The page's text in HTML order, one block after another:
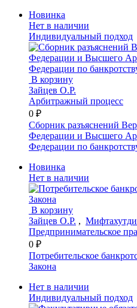
Новинка
Нет в наличии
Индивидуальный подход
В корзину
Зайцев О.Р.
Арбитражный процесс
0 ₽
Сборник разъяснений
Федерации и Высшего
Федерации по
Новинка
Нет в наличии
В корзину
Зайцев О.Р. ,
Предпринимательское
0 ₽
Потребительское
Закона
Нет в наличии
Индивидуальный подход